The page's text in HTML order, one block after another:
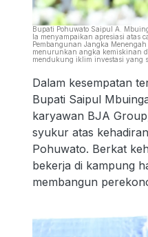
Bupati Pohuwato Saipul A.
Ia menyampaikan apresiasi atas
Pembangunan Jangka
menurunkan angka kemiskinan
mendukung iklim investasi yang
Dalam kesempatan
Bupati Saipul
karyawan BJA
syukur atas
Pohuwato. Berkat
bekerja di kampung
membangun